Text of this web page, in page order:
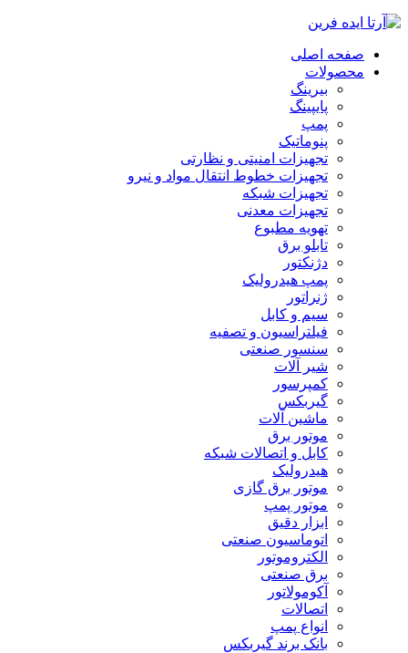
صفحه اصلی
محصولات
بیرینگ
پایپینگ
پمپ
پنوماتیک
تجهیزات امنیتی و نظارتی
تجهیزات خطوط انتقال مواد و نیرو
تجهیزات شبکه
تجهیزات معدنی
تهویه مطبوع
تابلو برق
دژنکتور
پمپ هیدرولیک
ژنراتور
سیم و کابل
فیلتراسیون و تصفیه
سنسور صنعتی
شیر آلات
کمپرسور
گیربکس
ماشین آلات
موتور برق
کابل و اتصالات شبکه
هیدرولیک
موتور برق گازی
موتور پمپ
ابزار دقیق
اتوماسیون صنعتی
الکتروموتور
برق صنعتی
آکومولاتور
اتصالات
انواع پمپ
بانک برند گیربکس